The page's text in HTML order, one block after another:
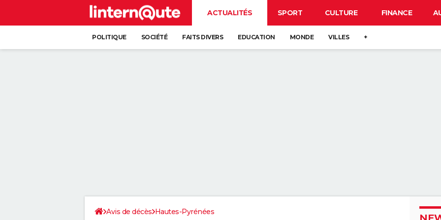
ACTUALITÉS SPORT CULTURE FINANCE
POLITIQUE SOCIÉTÉ FAITS DIVERS EDUCATION MONDE VILLES +
Avis de décès Hautes-Pyrénées